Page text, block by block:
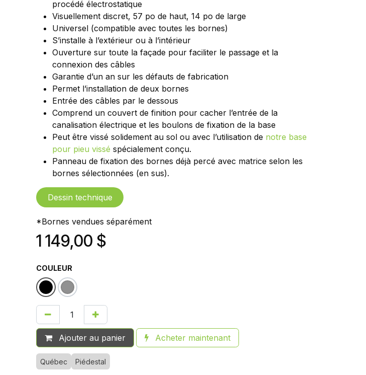
procédé électrostatique
Visuellement discret, 57 po de haut, 14 po de large
Universel (compatible avec toutes les bornes)
S’installe à l’extérieur ou à l’intérieur
Ouverture sur toute la façade pour faciliter le passage et la
connexion des câbles
Garantie d’un an sur les défauts de fabrication
Permet l’installation de deux bornes
Entrée des câbles par le dessous
Comprend un couvert de finition pour cacher l’entrée de la
canalisation électrique et les boulons de fixation de la base
Peut être vissé solidement au sol ou avec l’utilisation de notre base
pour pieu vissé spécialement conçu.
Panneau de fixation des bornes déjà percé avec matrice selon les
bornes sélectionnées (en sus).
Dessin technique
*Bornes vendues séparément
1 149,00 $
COULEUR
Ajouter au panier Acheter maintenant
Québec Piédestal